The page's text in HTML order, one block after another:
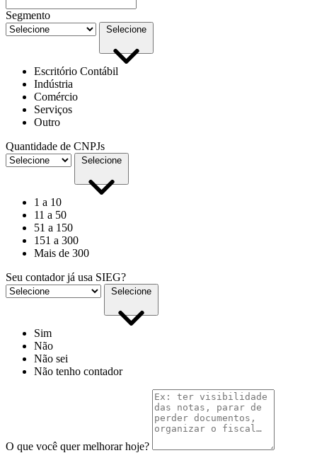
Segmento
Selecione
Escritório Contábil
Indústria
Comércio
Serviços
Outro
Quantidade de CNPJs
Selecione
1 a 10
11 a 50
51 a 150
151 a 300
Mais de 300
Seu contador já usa SIEG?
Selecione
Sim
Não
Não sei
Não tenho contador
O que você quer melhorar hoje?